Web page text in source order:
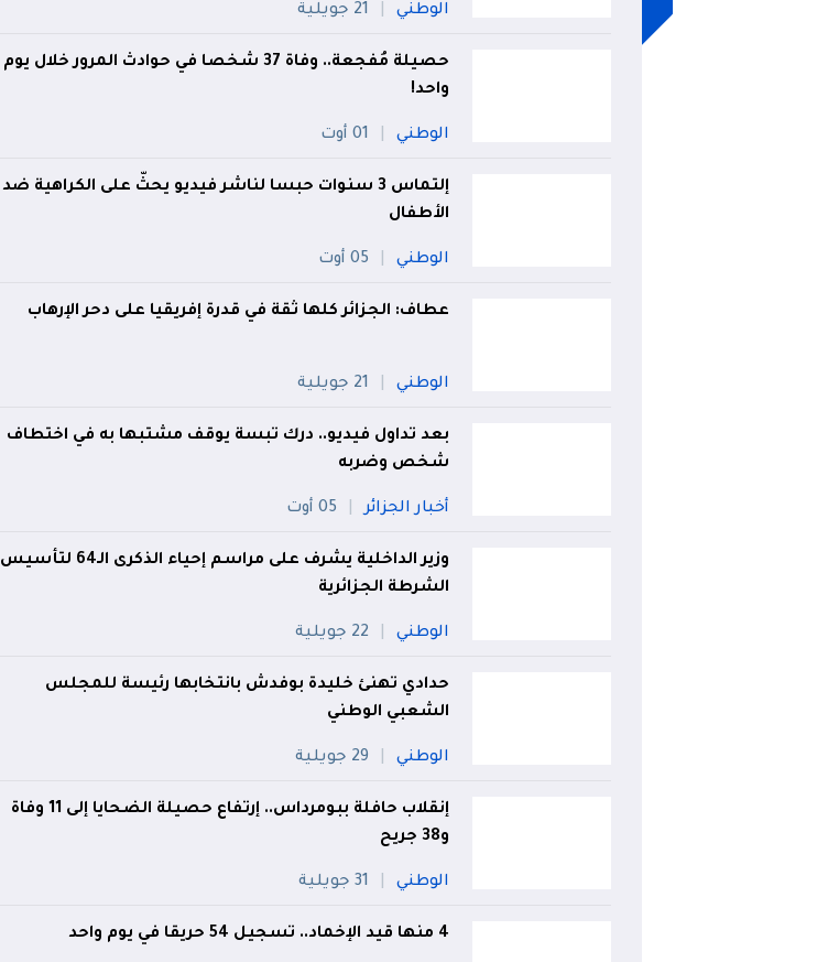
الوطني 21 جويلية
حصيلة مُفجعة.. وفاة 37 شخصا في حوادث المرور خلال يوم
واحد!
الوطني 01 أوت
إلتماس 3 سنوات حبسا لناشر فيديو يحثّ على الكراهية ضد
الأطفال
الوطني 05 أوت
عطاف: الجزائر كلها ثقة في قدرة إفريقيا على دحر الإرهاب
الوطني 21 جويلية
بعد تداول فيديو.. درك تبسة يوقف مشتبها به في اختطاف
شخص وضربه
أخبار الجزائر 05 أوت
وزير الداخلية يشرف على مراسم إحياء الذكرى الـ64 لتأسيس
الشرطة الجزائرية
الوطني 22 جويلية
حدادي تهنئ خليدة بوفدش بانتخابها رئيسة للمجلس
الشعبي الوطني
الوطني 29 جويلية
إنقلاب حافلة ببومرداس.. إرتفاع حصيلة الضحايا إلى 11 وفاة
و38 جريح
الوطني 31 جويلية
4 منها قيد الإخماد.. تسجيل 54 حريقا في يوم واحد